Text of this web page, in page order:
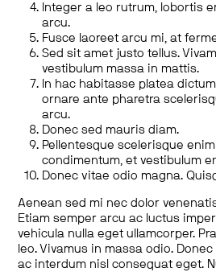
Integer a leo rutrum, lobortis
arcu.
Fusce laoreet arcu mi, at
Sed sit amet justo tellus.
vestibulum massa in mattis.
In hac habitasse platea
ornare ante pharetra
arcu.
Donec sed mauris diam.
Pellentesque scelerisque
condimentum, et vestibulum
Donec vitae odio magna.
Aenean sed mi nec dolor
Etiam semper arcu ac luctus
vehicula nulla eget ullamcorper.
leo. Vivamus in massa odio.
ac interdum nisl consequat eget.